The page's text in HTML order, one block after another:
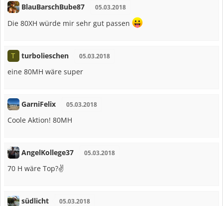
BlauBarschBube87 05.03.2018
Die 80XH würde mir sehr gut passen
T turbolieschen 05.03.2018
eine 80MH wäre super
GarniFelix 05.03.2018
Coole Aktion! 80MH
AngelKollege37 05.03.2018
70 H wäre Top?✌
südlicht 05.03.2018